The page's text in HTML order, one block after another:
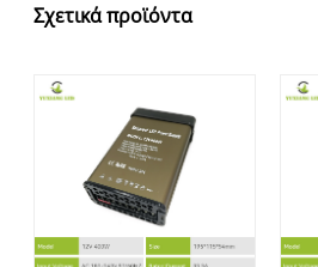
Σχετικά προϊόντα